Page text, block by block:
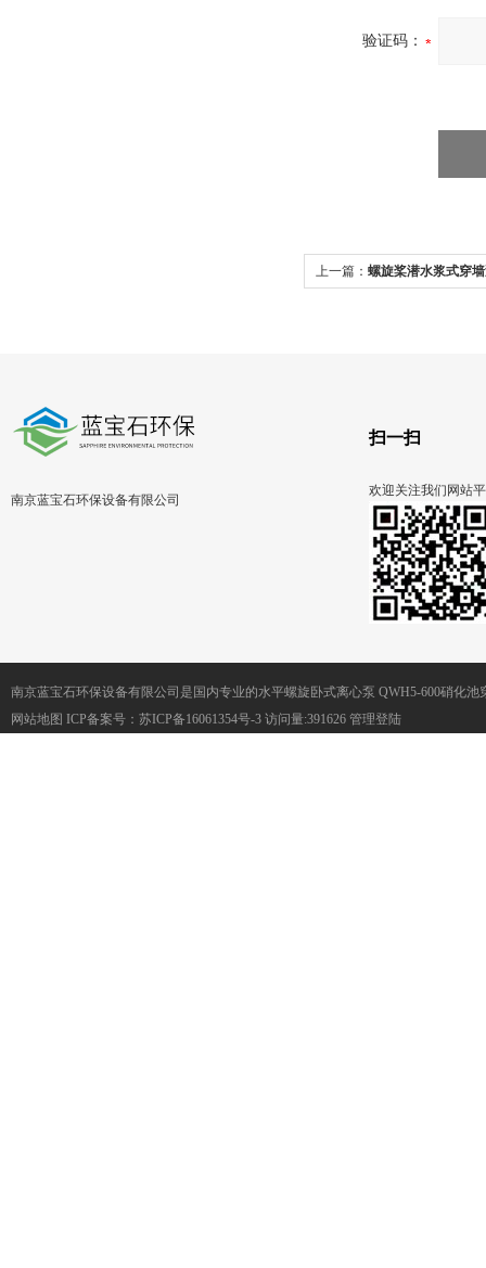
验证码：
上一篇： 螺旋桨潜水浆式穿
南京蓝宝石环保设备有限公司
扫一扫
欢迎关注我们网站
南京蓝宝石环保设备有限公司是国内专业的水平螺旋卧式离心泵 QWH5-600硝化
网站地图 ICP备案号： 苏ICP备16061354号-3 访问量:391626 管理登陆